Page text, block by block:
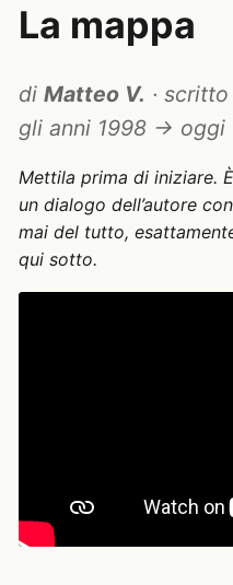
La mappa
di Matteo V. ·
gli anni 1998 → oggi
Mettila prima di iniziare.
un dialogo dell’autore
mai del tutto,
qui sotto.